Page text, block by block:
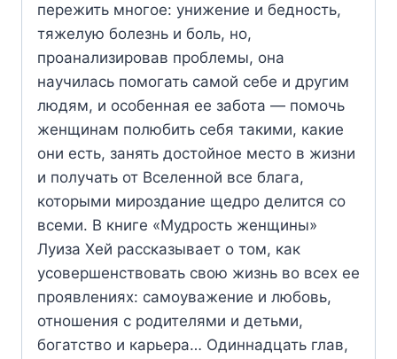
пережить многое: унижение и бедность,
тяжелую болезнь и боль, но,
проанализировав проблемы, она
научилась помогать самой себе и другим
людям, и особенная ее забота — помочь
женщинам полюбить себя такими, какие
они есть, занять достойное место в жизни
и получать от Вселенной все блага,
которыми мироздание щедро делится со
всеми. В книге «Мудрость женщины»
Луиза Хей рассказывает о том, как
усовершенствовать свою жизнь во всех ее
проявлениях: самоуважение и любовь,
отношения с родителями и детьми,
богатство и карьера… Одиннадцать глав,